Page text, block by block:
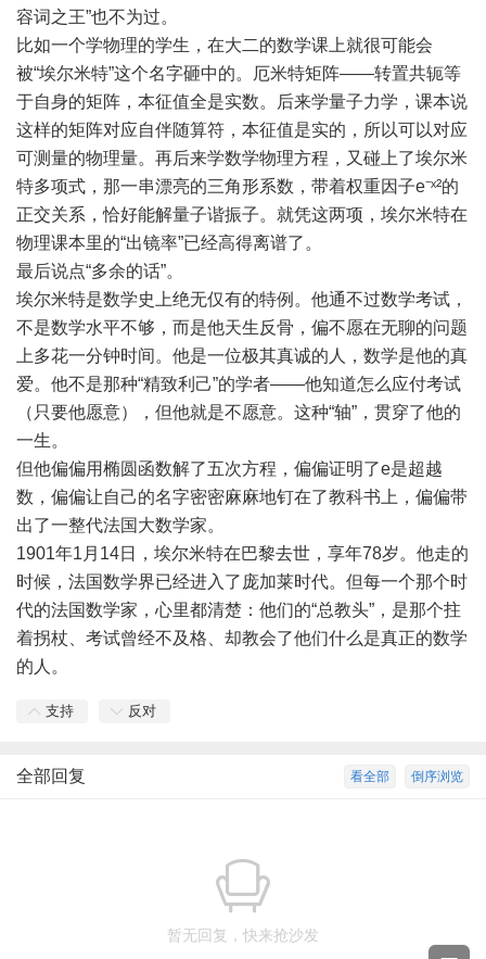
容词之王”也不为过。
比如一个学物理的学生，在大二的数学课上就很可能会
被“埃尔米特”这个名字砸中的。厄米特矩阵——转置共轭等
于自身的矩阵，本征值全是实数。后来学量子力学，课本说
这样的矩阵对应自伴随算符，本征值是实的，所以可以对应
可测量的物理量。再后来学数学物理方程，又碰上了埃尔米
特多项式，那一串漂亮的三角形系数，带着权重因子e⁻ˣ²的
正交关系，恰好能解量子谐振子。就凭这两项，埃尔米特在
物理课本里的“出镜率”已经高得离谱了。
最后说点“多余的话”。
埃尔米特是数学史上绝无仅有的特例。他通不过数学考试，
不是数学水平不够，而是他天生反骨，偏不愿在无聊的问题
上多花一分钟时间。他是一位极其真诚的人，数学是他的真
爱。他不是那种“精致利己”的学者——他知道怎么应付考试
（只要他愿意），但他就是不愿意。这种“轴”，贯穿了他的
一生。
但他偏偏用椭圆函数解了五次方程，偏偏证明了e是超越
数，偏偏让自己的名字密密麻麻地钉在了教科书上，偏偏带
出了一整代法国大数学家。
1901年1月14日，埃尔米特在巴黎去世，享年78岁。他走的
时候，法国数学界已经进入了庞加莱时代。但每一个那个时
代的法国数学家，心里都清楚：他们的“总教头”，是那个拄
着拐杖、考试曾经不及格、却教会了他们什么是真正的数学
的人。
支持 反对
倒序浏览
看全部
全部回复
暂无回复，快来抢沙发